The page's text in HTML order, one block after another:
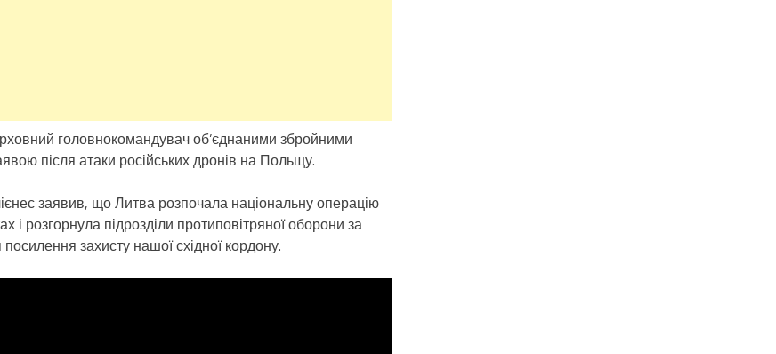
головнокомандувач об’єднаними збройними
після атаки російських дронів на Польщу.
заявив, що Литва розпочала національну операцію
і розгорнула підрозділи протиповітряної оборони за
захисту нашої східної кордону.